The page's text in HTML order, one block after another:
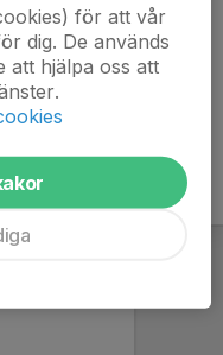
för att vår
dig. De används
att hjälpa oss att